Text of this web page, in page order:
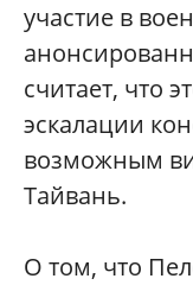
участие в
считает, что
эскалации
возможным
Тайвань.
О том, что